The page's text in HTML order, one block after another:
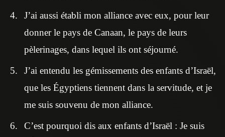
J’ai aussi établi mon alliance avec eux, pour leur
donner le pays de Canaan, le pays de leurs
pèlerinages, dans lequel ils ont séjourné.
J’ai entendu les gémissements des enfants d’Israël,
que les Égyptiens tiennent dans la servitude, et je
me suis souvenu de mon alliance.
C’est pourquoi dis aux enfants d’Israël : Je suis